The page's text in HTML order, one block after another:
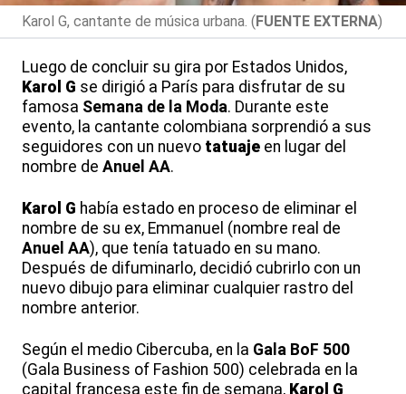
Karol G, cantante de música urbana. (FUENTE EXTERNA)
Luego de concluir su gira por Estados Unidos,
Karol G se dirigió a París para disfrutar de su
famosa Semana de la Moda. Durante este
evento, la cantante colombiana sorprendió a sus
seguidores con un nuevo tatuaje en lugar del
nombre de Anuel AA.
Karol G había estado en proceso de eliminar el
nombre de su ex, Emmanuel (nombre real de
Anuel AA), que tenía tatuado en su mano.
Después de difuminarlo, decidió cubrirlo con un
nuevo dibujo para eliminar cualquier rastro del
nombre anterior.
Según el medio Cibercuba, en la Gala BoF 500
(Gala Business of Fashion 500) celebrada en la
capital francesa este fin de semana, Karol G